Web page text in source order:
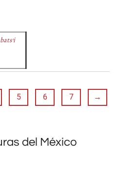
bats’i
5 6 7 →
del México